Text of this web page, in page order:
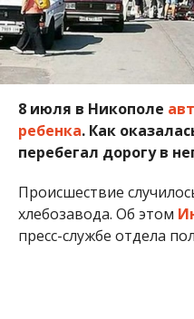
8 июля в Никополе
ребенка. Как
перебегал дорогу в
Происшествие
хлебозавода. Об этом
пресс-службе отдела